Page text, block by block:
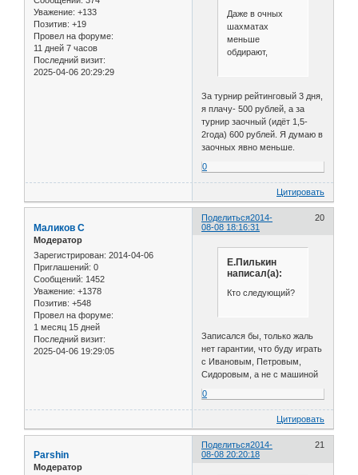
Уважение: +133
Позитив: +19
Провел на форуме:
11 дней 7 часов
Последний визит:
2025-04-06 20:29:29
Даже в очных
шахматах
меньше
обдирают,
За турнир рейтинговый 3 дня,
я плачу- 500 рублей, а за
турнир заочный (идёт 1,5-
2года) 600 рублей. Я думаю в
заочных явно меньше.
0
Цитировать
Поделиться 20
2014-
08-08 18:16:31
Маликов С
Модератор
Зарегистрирован: 2014-04-06
Приглашений: 0
Сообщений: 1452
Уважение: +1378
Позитив: +548
Провел на форуме:
1 месяц 15 дней
Последний визит:
2025-04-06 19:29:05
Е.Пилькин
написал(а):
Кто следующий?
Записался бы, только жаль
нет гарантии, что буду играть
с Ивановым, Петровым,
Сидоровым, а не с машиной
0
Цитировать
Поделиться 21
2014-
08-08 20:20:18
Parshin
Модератор